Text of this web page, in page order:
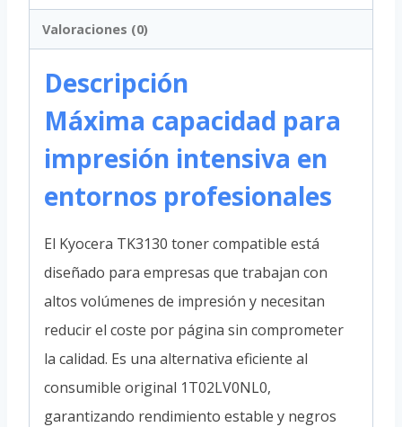
Valoraciones (0)
Descripción
Máxima capacidad para
impresión intensiva en
entornos profesionales
El Kyocera TK3130 toner compatible está
diseñado para empresas que trabajan con
altos volúmenes de impresión y necesitan
reducir el coste por página sin comprometer
la calidad. Es una alternativa eficiente al
consumible original 1T02LV0NL0,
garantizando rendimiento estable y negros